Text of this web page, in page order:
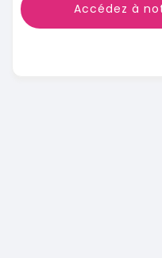
Accédez à